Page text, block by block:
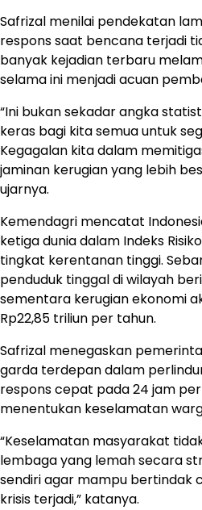
Safrizal menilai pendekatan
respons saat bencana terjadi
banyak kejadian terbaru
selama ini menjadi acuan
“Ini bukan sekadar angka
keras bagi kita semua untuk
Kegagalan kita dalam
jaminan kerugian yang lebih
ujarnya.
Kemendagri mencatat
ketiga dunia dalam Indeks
tingkat kerentanan tinggi.
penduduk tinggal di wilayah
sementara kerugian ekonomi
Rp22,85 triliun per tahun.
Safrizal menegaskan
garda terdepan dalam
respons cepat pada 24 jam
menentukan keselamatan
“Keselamatan masyarakat
lembaga yang lemah secara
sendiri agar mampu bertindak
krisis terjadi,” katanya.